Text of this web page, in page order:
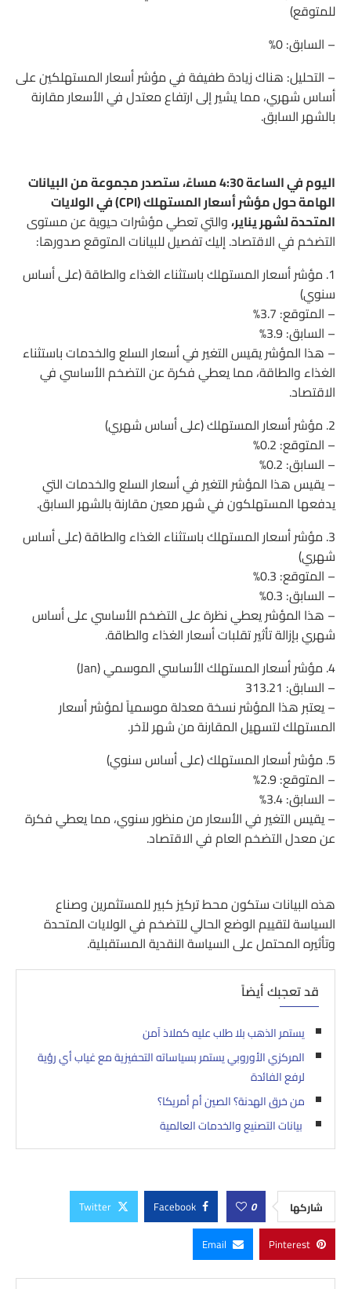
للمتوقع)
– السابق: 0%
– التحليل: هناك زيادة طفيفة في مؤشر أسعار المستهلكين على
أساس شهري، مما يشير إلى ارتفاع معتدل في الأسعار مقارنة
بالشهر السابق.
اليوم في الساعة 4:30 مساءً، ستصدر مجموعة من البيانات
الهامة حول مؤشر أسعار المستهلك (CPI) في الولايات
المتحدة لشهر يناير،والتي تعطي مؤشرات حيوية عن مستوى
التضخم في الاقتصاد. إليك تفصيل للبيانات المتوقع صدورها:
1. مؤشر أسعار المستهلك باستثناء الغذاء والطاقة (على أساس
سنوي)
– المتوقع: 3.7%
– السابق: 3.9%
– هذا المؤشر يقيس التغير في أسعار السلع والخدمات باستثناء
الغذاء والطاقة، مما يعطي فكرة عن التضخم الأساسي في
الاقتصاد.
2. مؤشر أسعار المستهلك (على أساس شهري)
– المتوقع: 0.2%
– السابق: 0.2%
– يقيس هذا المؤشر التغير في أسعار السلع والخدمات التي
يدفعها المستهلكون في شهر معين مقارنة بالشهر السابق.
3. مؤشر أسعار المستهلك باستثناء الغذاء والطاقة (على أساس
شهري)
– المتوقع: 0.3%
– السابق: 0.3%
– هذا المؤشر يعطي نظرة على التضخم الأساسي على أساس
شهري بإزالة تأثير تقلبات أسعار الغذاء والطاقة.
4. مؤشر أسعار المستهلك الأساسي الموسمي (Jan)
– السابق: 313.21
– يعتبر هذا المؤشر نسخة معدلة موسمياً لمؤشر أسعار
المستهلك لتسهيل المقارنة من شهر لآخر.
5. مؤشر أسعار المستهلك (على أساس سنوي)
– المتوقع: 2.9%
– السابق: 3.4%
– يقيس التغير في الأسعار من منظور سنوي، مما يعطي فكرة
عن معدل التضخم العام في الاقتصاد.
هذه البيانات ستكون محط تركيز كبير للمستثمرين وصناع
السياسة لتقييم الوضع الحالي للتضخم في الولايات المتحدة
وتأثيره المحتمل على السياسة النقدية المستقبلية.
قد تعجبك أيضاً
يستمر الذهب بلا طلب عليه كملاذ آمن
المركزي الأوروبي يستمر بسياساته التحفيزية مع غياب أي رؤية
لرفع الفائدة
من خرق الهدنة؟ الصين أم أمريكا؟
بيانات التصنيع والخدمات العالمية
شاركها 0
Facebook
Twitter
Pinterest
Email